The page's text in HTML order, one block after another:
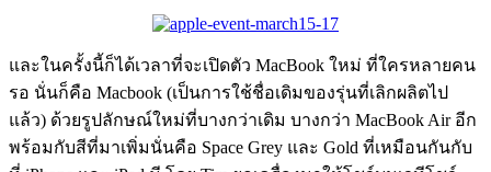
และในครั้งนี้ก็ได้เวลาที่จะเปิดตัว MacBook ใหม่ ที่ใครหลายคน
รอ นั่นก็คือ Macbook (เป็นการใช้ชื่อเดิมของรุ่นที่เลิกผลิตไป
แล้ว) ด้วยรูปลักษณ์ใหม่ที่บางกว่าเดิม บางกว่า MacBook Air อีก
พร้อมกับสีที่มาเพิ่มนั่นคือ Space Grey และ Gold ที่เหมือนกันกับ